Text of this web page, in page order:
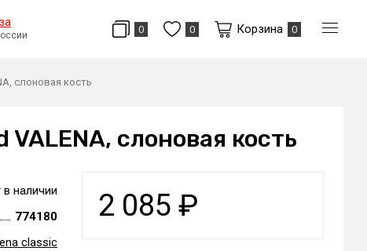
0 0 Корзина 0
слоновая кость
слоновая кость
2 085 ₽
в наличии
774180
classic